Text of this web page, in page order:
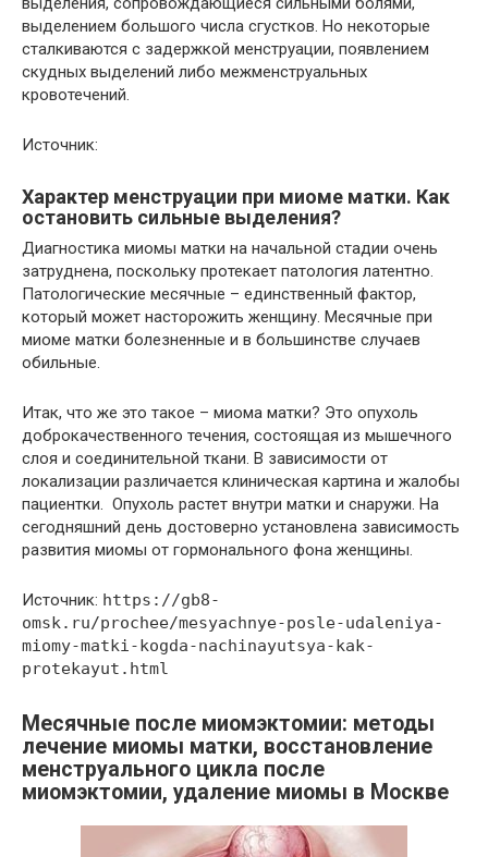
выделением большого числа сгустков. Но некоторые
сталкиваются с задержкой менструации, появлением
скудных выделений либо межменструальных
кровотечений.
Источник:
Характер менструации при миоме матки. Как
остановить сильные выделения?
Диагностика миомы матки на начальной стадии очень
затруднена, поскольку протекает патология латентно.
Патологические месячные – единственный фактор,
который может насторожить женщину. Месячные при
миоме матки болезненные и в большинстве случаев
обильные.
Итак, что же это такое – миома матки? Это опухоль
доброкачественного течения, состоящая из мышечного
слоя и соединительной ткани. В зависимости от
локализации различается клиническая картина и жалобы
пациентки. Опухоль растет внутри матки и снаружи. На
сегодняшний день достоверно установлена зависимость
развития миомы от гормонального фона женщины.
Источник: https://gb8-
omsk.ru/prochee/mesyachnye-posle-udaleniya-
miomy-matki-kogda-nachinayutsya-kak-
protekayut.html
Месячные после миомэктомии: методы
лечение миомы матки, восстановление
менструального цикла после
миомэктомии, удаление миомы в Москве